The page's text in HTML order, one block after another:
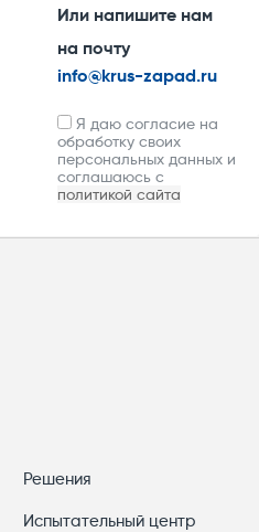
Или напишите нам
на почту
info@krus-zapad.ru
Я даю согласие на
обработку своих
персональных данных и
соглашаюсь с
политикой сайта
Решения
Испытательный центр